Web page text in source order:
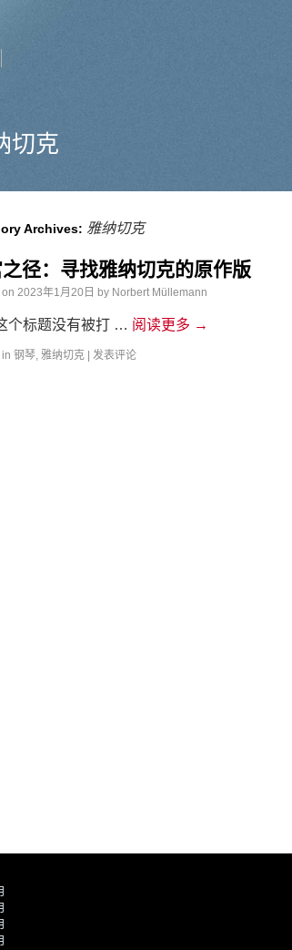
切克
Archives: 雅纳切克
径：寻找雅纳切克的原作版
on 2023年1月20日 by Norbert Müllemann
个标题没有被打 … 阅读更多 →
in 钢琴, 雅纳切克 发表评论